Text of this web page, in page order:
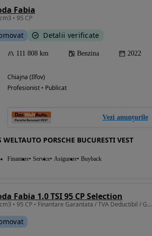
Fabia
• 95 CP
Detalii verificate
111 808 km Benzina 2022
Chiajna (Ilfov)
Profesionist • Publicat
Vezi anunțurile
WELTAUTO PORSCHE BUCURESTI VEST
Finantare Service Asigurare Buyback
Fabia 1.0 TSI 95 CP Selection
999 cm3 • 95 CP • Finantare Garantata / TVA Deductibil / Garantie 12 luni / Istoric.